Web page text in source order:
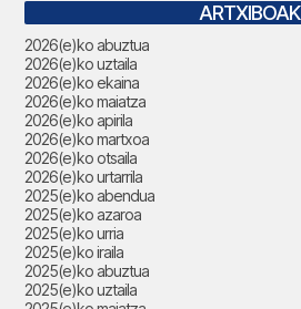
ARTXIBOAK
2026(e)ko abuztua
2026(e)ko uztaila
2026(e)ko ekaina
2026(e)ko maiatza
2026(e)ko apirila
2026(e)ko martxoa
2026(e)ko otsaila
2026(e)ko urtarrila
2025(e)ko abendua
2025(e)ko azaroa
2025(e)ko urria
2025(e)ko iraila
2025(e)ko abuztua
2025(e)ko uztaila